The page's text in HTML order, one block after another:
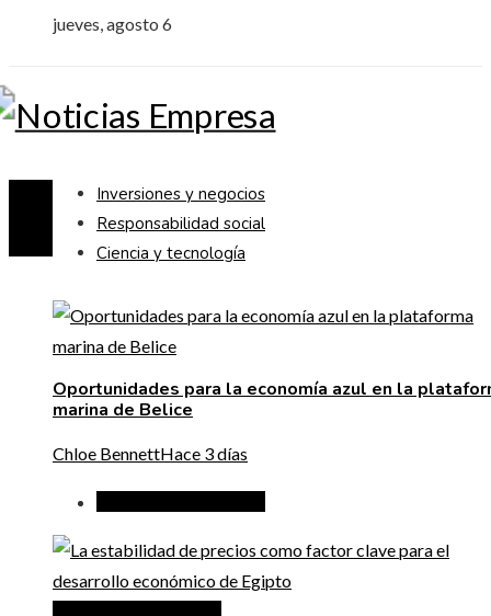
jueves, agosto 6
Inversiones y negocios
Responsabilidad social
Ciencia y tecnología
Oportunidades para la economía azul en la
marina de Belice
Chloe BennettHace 3 días